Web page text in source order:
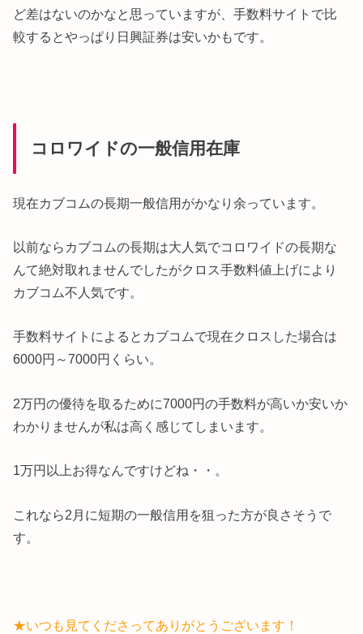
ど差はないのかなと思っていますが、手数料サイトで比
較するとやっぱり日興証券は安いかもです。
コロワイドの一般信用在庫
現在カブコムの長期一般信用がかなり余っています。
以前ならカブコムの長期は大人気でコロワイドの長期な
んて絶対取れませんでしたがクロス手数料値上げにより
カブコム不人気です。
手数料サイトによるとカブコムで現在クロスした場合は
6000円～7000円くらい。
2万円の優待を取るために7000円の手数料が高いか安いか
わかりませんが私は高く感じてしまいます。
1万円以上お得なんですけどね・・。
これなら2月に短期の一般信用を狙った方が良さそうで
す。
★いつも見てくださってありがとうございます！